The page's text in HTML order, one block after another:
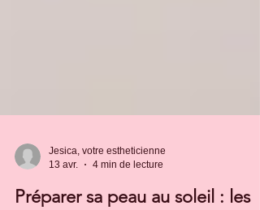
Jesica, votre estheticienne